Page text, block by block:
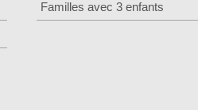
Familles avec 3 enfants